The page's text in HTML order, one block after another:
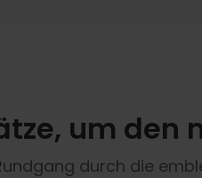
um den
durch die